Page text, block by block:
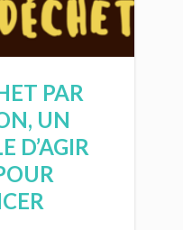
PAR
UN
D’AGIR